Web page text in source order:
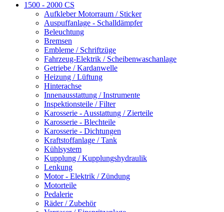
1500 - 2000 CS
Aufkleber Motorraum / Sticker
Auspuffanlage - Schalldämpfer
Beleuchtung
Bremsen
Embleme / Schriftzüge
Fahrzeug-Elektrik / Scheibenwaschanlage
Getriebe / Kardanwelle
Heizung / Lüftung
Hinterachse
Innenausstattung / Instrumente
Inspektionsteile / Filter
Karosserie - Ausstattung / Zierteile
Karosserie - Blechteile
Karosserie - Dichtungen
Kraftstoffanlage / Tank
Kühlsystem
Kupplung / Kupplungshydraulik
Lenkung
Motor - Elektrik / Zündung
Motorteile
Pedalerie
Räder / Zubehör